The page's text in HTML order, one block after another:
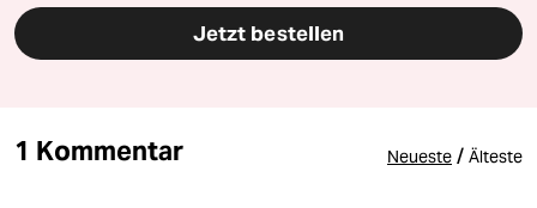
Jetzt bestellen
1 Kommentar Neueste / Älteste